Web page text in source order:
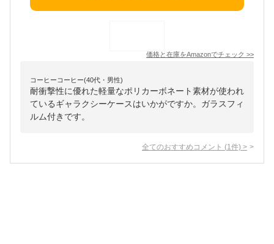
価格と在庫をAmazonでチェック >>
コーヒーコーヒー(40代・男性)
耐衝撃性に優れた軽量なポリカーボネート素材が使われ
ているギャラクシーケースはいかがですか。ガラスフィ
ルム付きです。
全てのおすすめコメント (1 件) >